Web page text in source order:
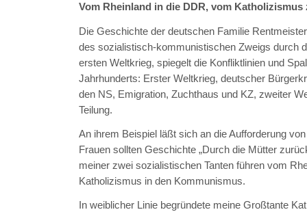
Vom Rheinland in die DDR, vom Katholizismus
Die Geschichte der deutschen Familie
des sozialistisch-kommunistischen Zweigs durch
ersten Weltkrieg, spiegelt die Konfliktlinien und
Jahrhunderts: Erster Weltkrieg, deutscher
den NS, Emigration, Zuchthaus und KZ, zweiter
Teilung.
An ihrem Beispiel läßt sich an die Aufforderung
Frauen sollten Geschichte „Durch die Mütter
meiner zwei sozialistischen Tanten führen vom
Katholizismus in den Kommunismus.
In weiblicher Linie begründete meine Großtante